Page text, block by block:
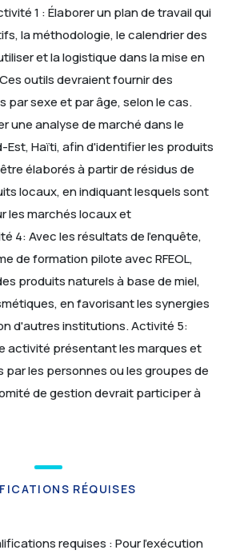
1 : Élaborer un plan de travail qui
la méthodologie, le calendrier des
et la logistique dans la mise en
outils devraient fournir des
par sexe et par âge, selon le cas.
une analyse de marché dans le
Haïti, afin d'identifier les produits
élaborés à partir de résidus de
locaux, en indiquant lesquels sont
les marchés locaux et
4: Avec les résultats de l'enquête,
de formation pilote avec RFEOL,
produits naturels à base de miel,
en favorisant les synergies
d'autres institutions.Activité 5:
activité présentant les marques et
les personnes ou les groupes de
de gestion devrait participer à
RÉQUISES
requises :Pour l'exécution